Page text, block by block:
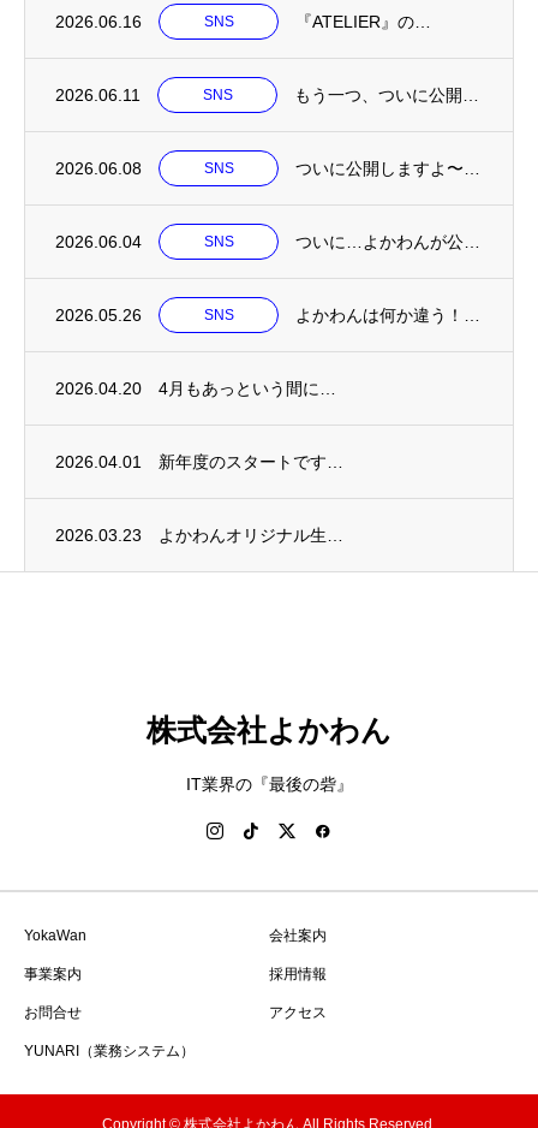
2026.06.16 SNS 『ATELIER』の…
2026.06.11 SNS もう一つ、ついに公開…
2026.06.08 SNS ついに公開しますよ〜…
2026.06.04 SNS ついに…よかわんが公…
2026.05.26 SNS よかわんは何か違う！…
2026.04.20 4月もあっという間に…
2026.04.01 新年度のスタートです…
2026.03.23 よかわんオリジナル生…
株式会社よかわん
IT業界の『最後の砦』
YokaWan 会社案内
事業案内 採用情報
お問合せ アクセス
YUNARI（業務システム）
Copyright © 株式会社よかわん All Rights Reserved.